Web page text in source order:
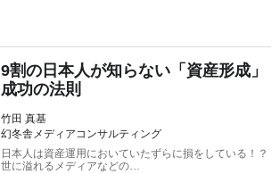
9割の日本人が知らない「資産形成」
成功の法則
竹田 真基
幻冬舎メディアコンサルティング
日本人は資産運用においていたずらに損をしている！？
世に溢れるメディアなどの…